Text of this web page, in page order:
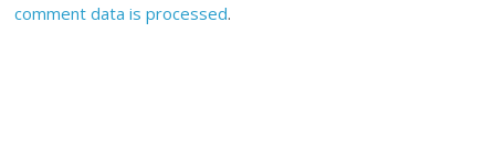
comment data is processed.